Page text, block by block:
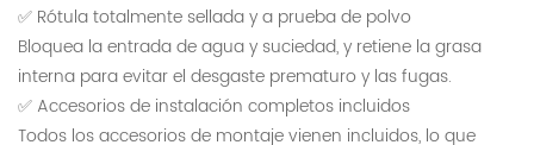
✅ Rótula totalmente sellada y a prueba de polvo
Bloquea la entrada de agua y suciedad, y retiene la grasa
interna para evitar el desgaste prematuro y las fugas.
✅ Accesorios de instalación completos incluidos
Todos los accesorios de montaje vienen incluidos, lo que